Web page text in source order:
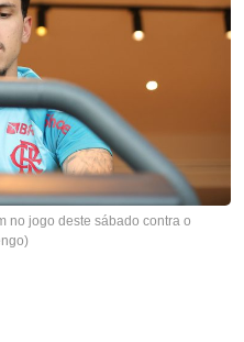
no jogo deste sábado contra o